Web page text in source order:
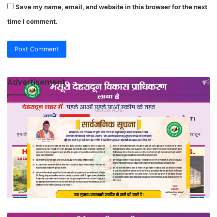
Save my name, email, and website in this browser for the next
time I comment.
Advertisement
MDDA ADS